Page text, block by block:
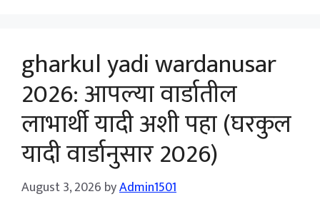
gharkul yadi wardanusar
2026: आपल्या वार्डातील
लाभार्थी यादी अशी पहा (घरकुल
यादी वार्डानुसार 2026)
August 3, 2026 byAdmin1501